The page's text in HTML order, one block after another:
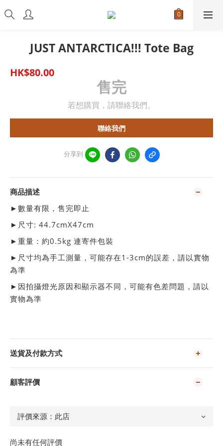
JUST ANTARCTICA!!! Tote Bag
HK$80.00
售完
若想購買，請聯絡我們。
聯絡我們
分享到
商品描述
►數量有限，售完即止
►尺寸: 44.7cmX47cm
►重量：約0.5kg 連寄件包裝
►尺寸均為手工測量，可能存在1-3cm的誤差，請以實物
為準
► 因拍攝燈光原因和顯示器不同，可能有色差問題，請以
實物為準
送貨及付款方式
顧客評價
尚未有任何評價